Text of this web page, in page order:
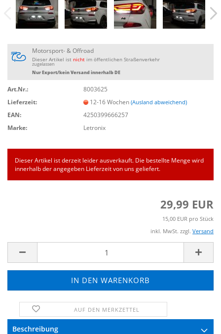
Art.Nr.:
8003625
Lieferzeit:
12-16 Wochen(Ausland abweichend)
EAN:
4250399666257
Marke:
Letronix
Motorsport- & Offroad
Dieser Artikel ist nicht im öffentlichen Straßenverkehr
zugelassen
Nur Export/kein Versand innerhalb DE
Dieser Artikel ist derzeit leider ausverkauft. Die bestellte Menge wird
innerhalb der angegeben Lieferzeit von uns geliefert.
29,99 EUR
15,00 EUR pro Stück
inkl. MwSt. zzgl. Versand
AUF DEN MERKZETTEL
Beschreibung